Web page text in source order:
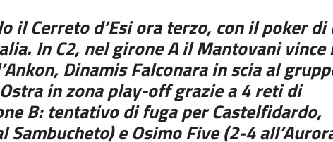
il Cerreto d’Esi ora terzo, con il poker di
In C2, nel girone A il Mantovani vince
Dinamis Falconara in scia al
in zona play-off grazie a 4 reti di
B: tentativo di fuga per Castelfidardo,
Sambucheto) e Osimo Five (2-4